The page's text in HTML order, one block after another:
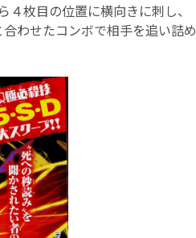
枚目の位置に横向きに刺し、
わせたコンボで相手を追い詰め